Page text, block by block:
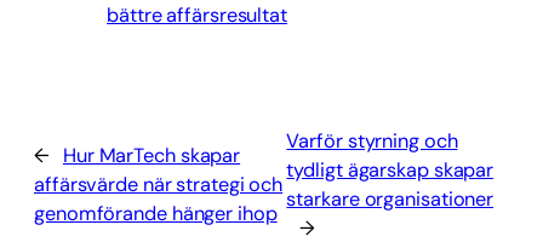
bättre affärsresultat
←
Hur MarTech skapar
affärsvärde när strategi och
genomförande hänger ihop
Varför styrning och
tydligt ägarskap skapar
starkare organisationer
→